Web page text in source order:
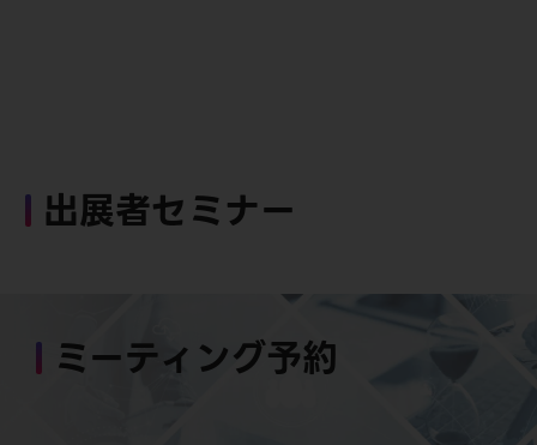
出展者セミナー
ミーティング予約